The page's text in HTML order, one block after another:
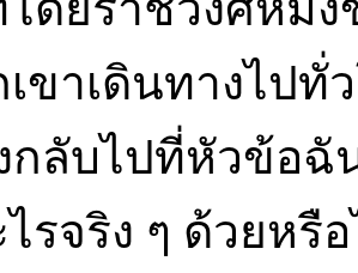
ขาเดินทางไป
งกลับไปที่หัวข้อ
ไรจริง ๆ ด้วยห